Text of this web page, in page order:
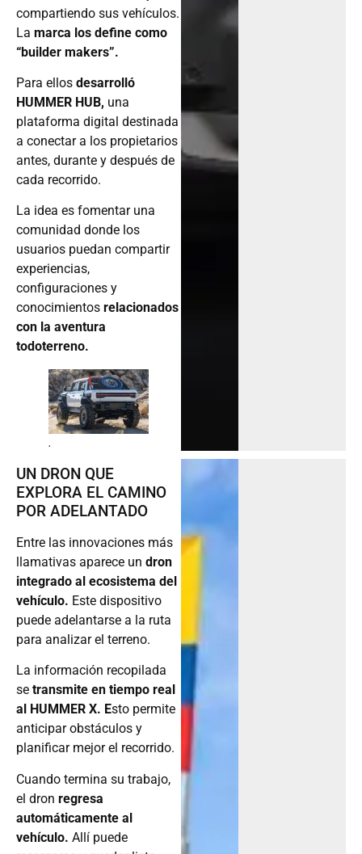
compartiendo sus vehículos.
La marca los define como
“builder makers”.
Para ellos desarrolló
HUMMER HUB, una
plataforma digital destinada
a conectar a los propietarios
antes, durante y después de
cada recorrido.
La idea es fomentar una
comunidad donde los
usuarios puedan compartir
experiencias,
configuraciones y
conocimientos relacionados
con la aventura
todoterreno.
.
UN DRON QUE
EXPLORA EL CAMINO
POR ADELANTADO
Entre las innovaciones más
llamativas aparece un dron
integrado al ecosistema del
vehículo. Este dispositivo
puede adelantarse a la ruta
para analizar el terreno.
La información recopilada
se transmite en tiempo real
al HUMMER X. Esto permite
anticipar obstáculos y
planificar mejor el recorrido.
Cuando termina su trabajo,
el dron regresa
automáticamente al
vehículo. Allí puede